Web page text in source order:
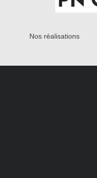
Nos réalisations